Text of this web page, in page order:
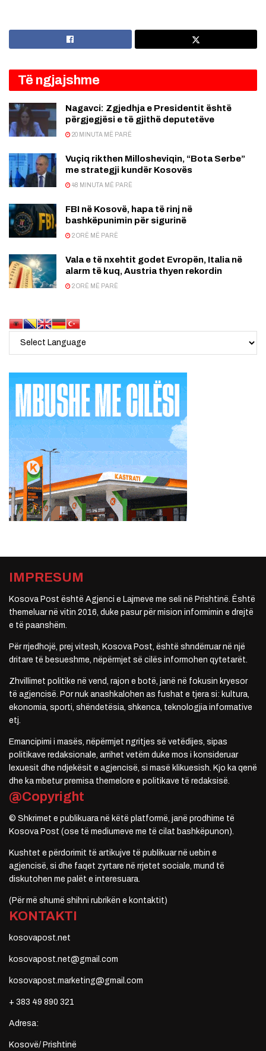
Të ngjajshme
Nagavci: Zgjedhja e Presidentit është
përgjegjësi e të gjithë deputetëve
20 MINUTA MË PARË
Vuçiq rikthen Millosheviqin, “Bota Serbe”
me strategji kundër Kosovës
48 MINUTA MË PARË
FBI në Kosovë, hapa të rinj në
bashkëpunimin për sigurinë
2 ORË MË PARË
Vala e të nxehtit godet Evropën, Italia në
alarm të kuq, Austria thyen rekordin
2 ORË MË PARË
IMPRESUM
Kosova Post është Agjenci e Lajmeve me seli në Prishtinë. Është
themeluar në vitin 2016, duke pasur për mision informimin e drejtë
e të paanshëm.
Për rrjedhojë, prej vitesh, Kosova Post, është shndërruar në një
dritare të besueshme, nëpërmjet së cilës informohen qytetarët.
Zhvillimet politike në vend, rajon e botë, janë në fokusin kryesor
të agjencisë. Por nuk anashkalohen as fushat e tjera si: kultura,
ekonomia, sporti, shëndetësia, shkenca, teknologjia informative
etj.
Emancipimi i masës, nëpërmjet ngritjes së vetëdijes, sipas
politikave redaksionale, arrihet vetëm duke mos i konsideruar
lexuesit dhe ndjekësit e agjencisë, si masë klikuesish. Kjo ka qenë
dhe ka mbetur premisa themelore e politikave të redaksisë.
@Copyright
© Shkrimet e publikuara në këtë platformë, janë prodhime të
Kosova Post (ose të mediumeve me të cilat bashkëpunon).
Kushtet e përdorimit të artikujve të publikuar në uebin e
agjencisë, si dhe faqet zyrtare në rrjetet sociale, mund të
diskutohen me palët e interesuara.
(Për më shumë shihni rubrikën e kontaktit)
KONTAKTI
kosovapost.net
kosovapost.net@gmail.com
kosovapost.marketing@gmail.com
+ 383 49 890 321
Adresa:
Kosovë/ Prishtinë